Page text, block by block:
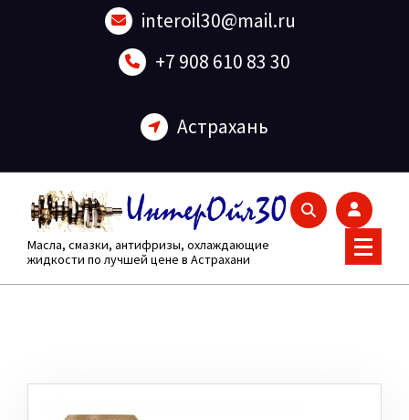
interoil30@mail.ru
+7 908 610 83 30
Астрахань
Масла, смазки, антифризы, охлаждающие
жидкости по лучшей цене в Астрахани